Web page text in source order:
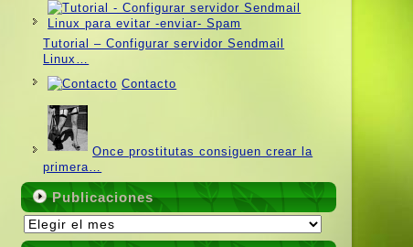
Tutorial – Configurar servidor Sendmail
Linux…
Contacto
Once prostitutas consiguen crear la
primera…
Publicaciones
Publicaciones